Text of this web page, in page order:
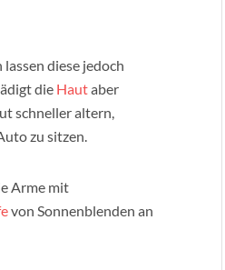
diese jedoch
die Hautaber
schneller altern,
zu sitzen.
Arme mit
von Sonnenblenden an